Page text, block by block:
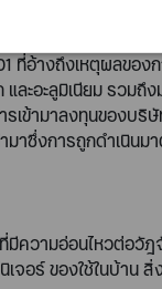
ณีพิเศษ ซึ่งสามาร
นแบ่งตลาดในสหรัฐฯ
ที่อ้างถึงเหตุผลของ
และอะลูมิเนียม รวมถึ
เข้ามาลงทุนของบริ
มาซึ่งการถูกดำเนิน
มีความอ่อนไหวต่อวั
จอร์ ของใช้ในบ้าน